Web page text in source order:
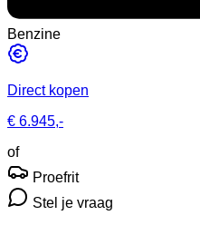
Benzine
Direct kopen
€ 6.945,-
of
Proefrit
Stel je vraag